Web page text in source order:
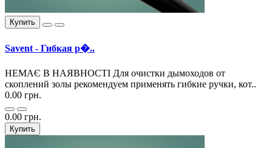
Купить
Savent - Гибкая р�..
НЕМАЄ В НАЯВНОСТІ Для очистки дымоходов от
скоплений золы рекомендуем применять гибкие ручки, кот..
0.00 грн.
0.00 грн.
Купить